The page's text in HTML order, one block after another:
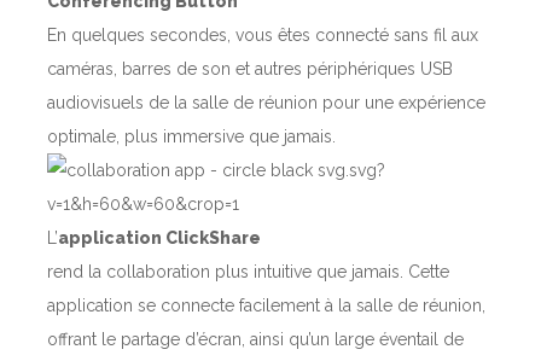
En quelques secondes, vous êtes connecté sans fil aux
caméras, barres de son et autres périphériques USB
audiovisuels de la salle de réunion pour une expérience
optimale, plus immersive que jamais.
L’application ClickShare
rend la collaboration plus intuitive que jamais. Cette
application se connecte facilement à la salle de réunion,
offrant le partage d’écran, ainsi qu’un large éventail de